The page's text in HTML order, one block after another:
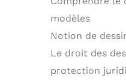
modèles
Notion de
Le droit des
protection